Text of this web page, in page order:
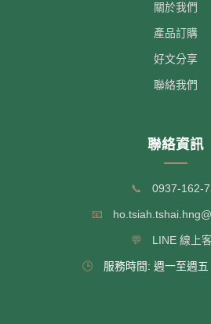
關於我們
產品訂購
好文分享
聯絡我們
聯絡資訊
📞 0937-162-
📧
💬 LINE 線上
🕒 服務時間: 週一至週